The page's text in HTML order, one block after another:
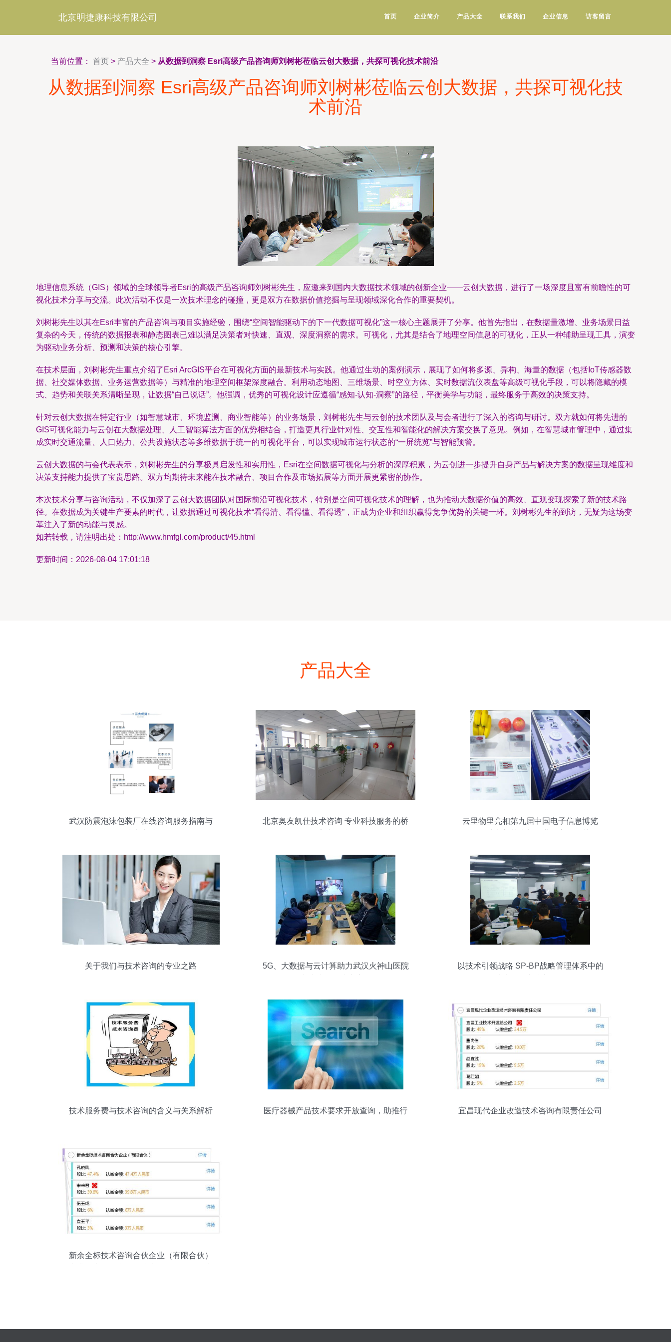
北京明捷康科技有限公司 首页 企业简介 产品大全 联系我们 企业信息 访客留言
当前位置： 首页 > 产品大全 > 从数据到洞察 Esri高级产品咨询师刘树彬莅临云创大数据，共探可视化技术前沿
从数据到洞察 Esri高级产品咨询师刘树彬莅临云创大数据，共探可视化技
术前沿
地理信息系统（GIS）领域的全球领导者Esri的高级产品咨询师刘树彬先生，应邀来到国内大数据技术领域的创新企业——云创大数据，进行了一场深度且富有前瞻性的可
视化技术分享与交流。此次活动不仅是一次技术理念的碰撞，更是双方在数据价值挖掘与呈现领域深化合作的重要契机。
刘树彬先生以其在Esri丰富的产品咨询与项目实施经验，围绕“空间智能驱动下的下一代数据可视化”这一核心主题展开了分享。他首先指出，在数据量激增、业务场景日益
复杂的今天，传统的数据报表和静态图表已难以满足决策者对快速、直观、深度洞察的需求。可视化，尤其是结合了地理空间信息的可视化，正从一种辅助呈现工具，演变
为驱动业务分析、预测和决策的核心引擎。
在技术层面，刘树彬先生重点介绍了Esri ArcGIS平台在可视化方面的最新技术与实践。他通过生动的案例演示，展现了如何将多源、异构、海量的数据（包括IoT传感器数
据、社交媒体数据、业务运营数据等）与精准的地理空间框架深度融合。利用动态地图、三维场景、时空立方体、实时数据流仪表盘等高级可视化手段，可以将隐藏的模
式、趋势和关联关系清晰呈现，让数据“自己说话”。他强调，优秀的可视化设计应遵循“感知-认知-洞察”的路径，平衡美学与功能，最终服务于高效的决策支持。
针对云创大数据在特定行业（如智慧城市、环境监测、商业智能等）的业务场景，刘树彬先生与云创的技术团队及与会者进行了深入的咨询与研讨。双方就如何将先进的
GIS可视化能力与云创在大数据处理、人工智能算法方面的优势相结合，打造更具行业针对性、交互性和智能化的解决方案交换了意见。例如，在智慧城市管理中，通过集
成实时交通流量、人口热力、公共设施状态等多维数据于统一的可视化平台，可以实现城市运行状态的“一屏统览”与智能预警。
云创大数据的与会代表表示，刘树彬先生的分享极具启发性和实用性，Esri在空间数据可视化与分析的深厚积累，为云创进一步提升自身产品与解决方案的数据呈现维度和
决策支持能力提供了宝贵思路。双方均期待未来能在技术融合、项目合作及市场拓展等方面开展更紧密的协作。
本次技术分享与咨询活动，不仅加深了云创大数据团队对国际前沿可视化技术，特别是空间可视化技术的理解，也为推动大数据价值的高效、直观变现探索了新的技术路
径。在数据成为关键生产要素的时代，让数据通过可视化技术“看得清、看得懂、看得透”，正成为企业和组织赢得竞争优势的关键一环。刘树彬先生的到访，无疑为这场变
革注入了新的动能与灵感。
如若转载，请注明出处：http://www.hmfgl.com/product/45.html
更新时间：2026-08-04 17:01:18
产品大全
武汉防震泡沫包装厂在线咨询服务指南与
北京奥友凯仕技术咨询 专业科技服务的桥
云里物里亮相第九届中国电子信息博览
关于我们与技术咨询的专业之路
5G、大数据与云计算助力武汉火神山医院
以技术引领战略 SP-BP战略管理体系中的
技术服务费与技术咨询的含义与关系解析
医疗器械产品技术要求开放查询，助推行
宜昌现代企业改造技术咨询有限责任公司
新余全标技术咨询合伙企业（有限合伙）